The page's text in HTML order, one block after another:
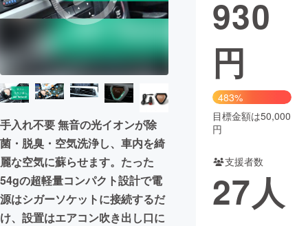
ビジネス・起業 チャレンジ
まちづくり・地域活性化
CAMPFIRE for Social Good CAMPFIRE Creation
コミュニティ
手入れ不要 無音の光イオンが除
菌・脱臭・空気洗浄し、車内を綺
麗な空気に蘇らせます。たった
54gの超軽量コンパクト設計で電
源はシガーソケットに接続するだ
け、設置はエアコン吹き出し口に
930
円
483%
目標金額は50,000
円
支援者数
27人